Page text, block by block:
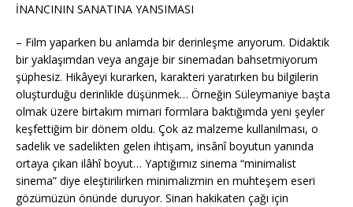
İNANCININ SANATINA YANSIMASI
– Film yaparken bu anlamda bir derinleşme arıyorum. Didaktik
bir yaklaşımdan veya angaje bir sinemadan bahsetmiyorum
şüphesiz. Hikâyeyi kurarken, karakteri yaratırken bu bilgilerin
oluşturduğu derinlikle düşünmek… Örneğin Süleymaniye başta
olmak üzere birtakım mimari formlara baktığımda yeni şeyler
keşfettiğim bir dönem oldu. Çok az malzeme kullanılması, o
sadelik ve sadelikten gelen ihtişam, insânî boyutun yanında
ortaya çıkan ilâhî boyut… Yaptığımız sinema “minimalist
sinema” diye eleştirilirken minimalizmin en muhteşem eseri
gözümüzün önünde duruyor. Sinan hakikaten çağı için